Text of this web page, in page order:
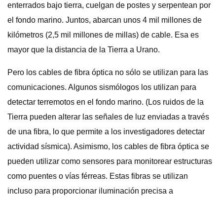
enterrados bajo tierra, cuelgan de postes y serpentean por
el fondo marino. Juntos, abarcan unos 4 mil millones de
kilómetros (2,5 mil millones de millas) de cable. Esa es
mayor que la distancia de la Tierra a Urano.
Pero los cables de fibra óptica no sólo se utilizan para las
comunicaciones. Algunos sismólogos los utilizan para
detectar terremotos en el fondo marino. (Los ruidos de la
Tierra pueden alterar las señales de luz enviadas a través
de una fibra, lo que permite a los investigadores detectar
actividad sísmica). Asimismo, los cables de fibra óptica se
pueden utilizar como sensores para monitorear estructuras
como puentes o vías férreas. Estas fibras se utilizan
incluso para proporcionar iluminación precisa a